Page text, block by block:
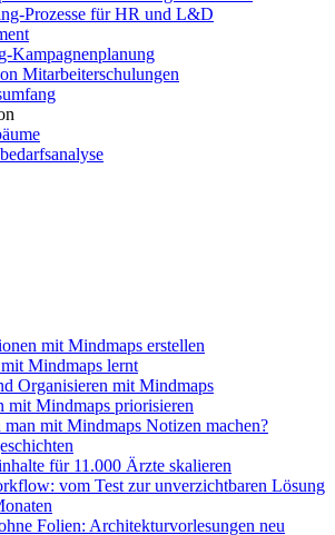
Prozesse für HR und L&D
Kampagnenplanung
Mitarbeiterschulungen
mit Mindmaps erstellen
Mindmaps lernt
Organisieren mit Mindmaps
mit Mindmaps priorisieren
man mit Mindmaps Notizen machen?
für 11.000 Ärzte skalieren
vom Test zur unverzichtbaren Lösung
Folien: Architekturvorlesungen neu